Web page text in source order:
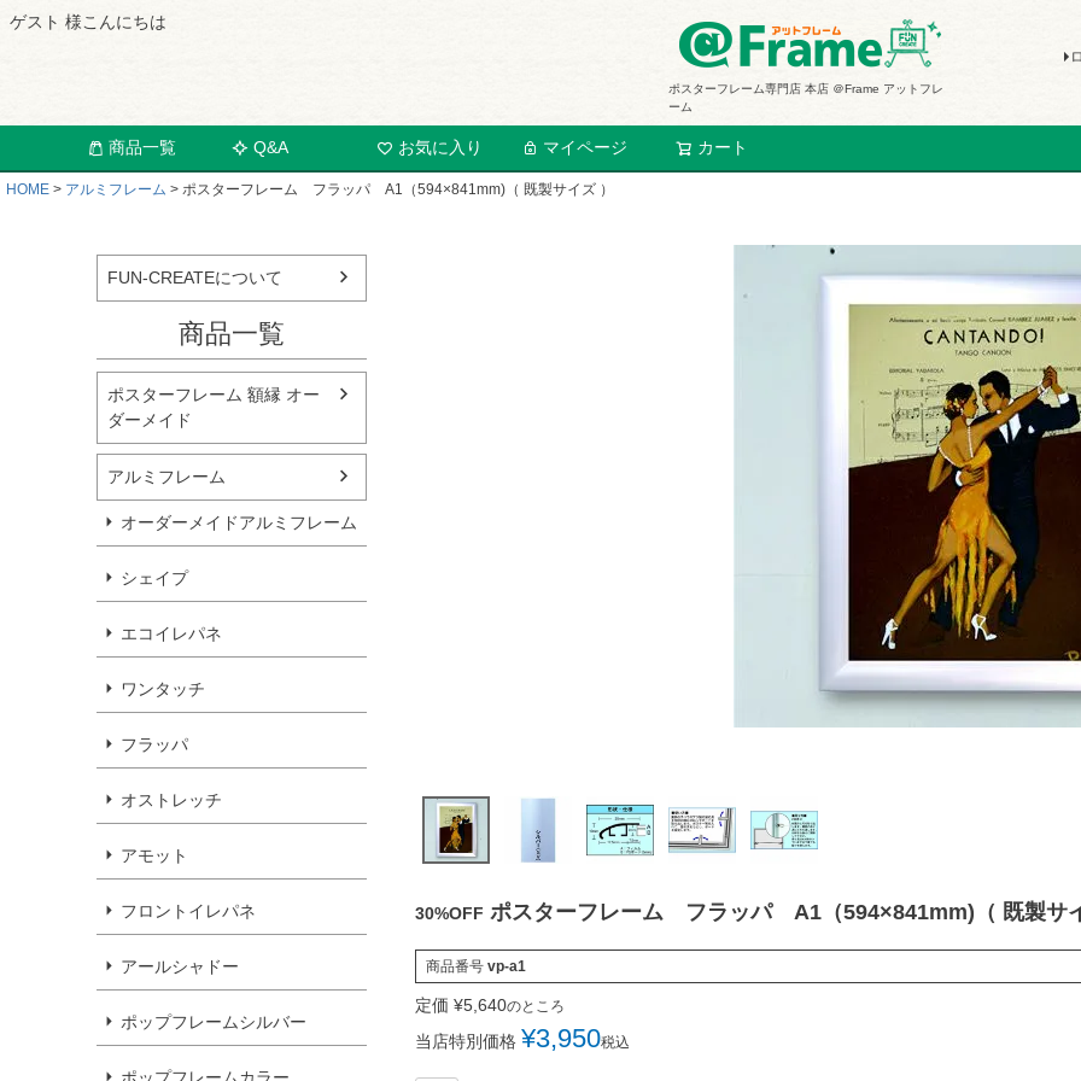
ゲスト 様こんにちは
ポスターフレーム専門店 本店 ＠Frame アットフレ
ーム
商品一覧 Q&A お気に入り マイページ カート
HOME アルミフレーム ポスターフレーム フラッパ A1（594×841mm)（ 既製サイズ ）
FUN-CREATEについて
商品一覧
ポスターフレーム 額縁 オー
ダーメイド
アルミフレーム
オーダーメイドアルミフレーム
シェイプ
エコイレパネ
ワンタッチ
フラッパ
オストレッチ
アモット
フロントイレパネ
アールシャドー
ポップフレームシルバー
30%OFF ポスターフレーム フラッパ A1（594×841mm)（ 既製サ
商品番号 vp-a1
定価 ¥5,640のところ
当店特別価格 ¥3,950税込